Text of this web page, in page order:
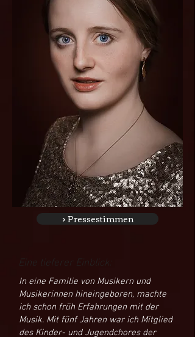
> Pressestimmen
Eine tieferer Einblick:
In eine Familie von Musikern und
Musikerinnen hineingeboren, machte
ich schon früh Erfahrungen mit der
Musik. Mit fünf Jahren war ich Mitglied
des Kinder- und Jugendchores der